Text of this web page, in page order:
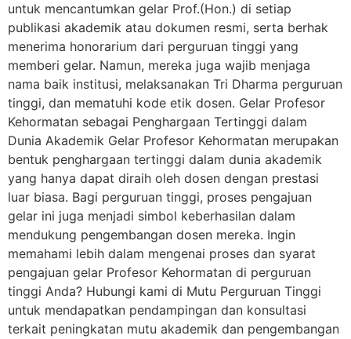
untuk mencantumkan gelar Prof.(Hon.) di setiap
publikasi akademik atau dokumen resmi, serta berhak
menerima honorarium dari perguruan tinggi yang
memberi gelar. Namun, mereka juga wajib menjaga
nama baik institusi, melaksanakan Tri Dharma perguruan
tinggi, dan mematuhi kode etik dosen. Gelar Profesor
Kehormatan sebagai Penghargaan Tertinggi dalam
Dunia Akademik Gelar Profesor Kehormatan merupakan
bentuk penghargaan tertinggi dalam dunia akademik
yang hanya dapat diraih oleh dosen dengan prestasi
luar biasa. Bagi perguruan tinggi, proses pengajuan
gelar ini juga menjadi simbol keberhasilan dalam
mendukung pengembangan dosen mereka. Ingin
memahami lebih dalam mengenai proses dan syarat
pengajuan gelar Profesor Kehormatan di perguruan
tinggi Anda? Hubungi kami di Mutu Perguruan Tinggi
untuk mendapatkan pendampingan dan konsultasi
terkait peningkatan mutu akademik dan pengembangan